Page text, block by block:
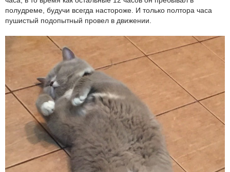
полудреме, будучи всегда настороже. И только полтора часа
пушистый подопытный провел в движении.